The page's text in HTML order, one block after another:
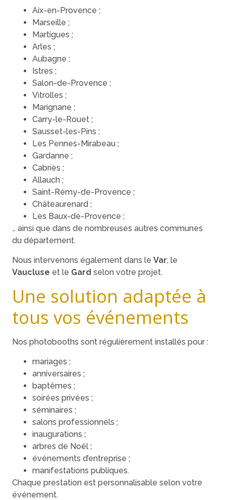
Aix-en-Provence ;
Marseille ;
Martigues ;
Arles ;
Aubagne ;
Istres ;
Salon-de-Provence ;
Vitrolles ;
Marignane ;
Carry-le-Rouet ;
Sausset-les-Pins ;
Les Pennes-Mirabeau ;
Gardanne ;
Cabriès ;
Allauch ;
Saint-Rémy-de-Provence ;
Châteaurenard ;
Les Baux-de-Provence ;
… ainsi que dans de nombreuses autres communes
du département.
Nous intervenons également dans le Var, le
Vaucluse et le Gard selon votre projet.
Une solution adaptée à
tous vos événements
Nos photobooths sont régulièrement installés pour :
mariages ;
anniversaires ;
baptêmes ;
soirées privées ;
séminaires ;
salons professionnels ;
inaugurations ;
arbres de Noël ;
événements d’entreprise ;
manifestations publiques.
Chaque prestation est personnalisable selon votre
événement.